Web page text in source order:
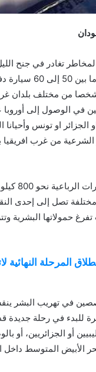
تغادر في جنح
شمال النيجر
أكثر من 20 شخصا من مختلف
في الوصول إلى
الجزائر او تونس
مختلفة تصل إلى إحدى
تفرغ حمولاتها البشرية
المرحلة النهائية
في تهريب البشر
للبدء في رحلة جديدة
أو الجزائريين، أو
الأبيض المتوسط داخل